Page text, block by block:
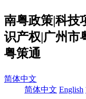
南粤政策|科技
识产权|广州市
粤策通
简体中文
简体中文 English